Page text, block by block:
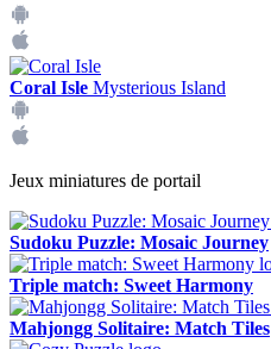
Coral Isle Mysterious Island
Jeux miniatures de portail
Sudoku Puzzle: Mosaic Journey
Triple match: Sweet Harmony
Mahjongg Solitaire: Match Tiles